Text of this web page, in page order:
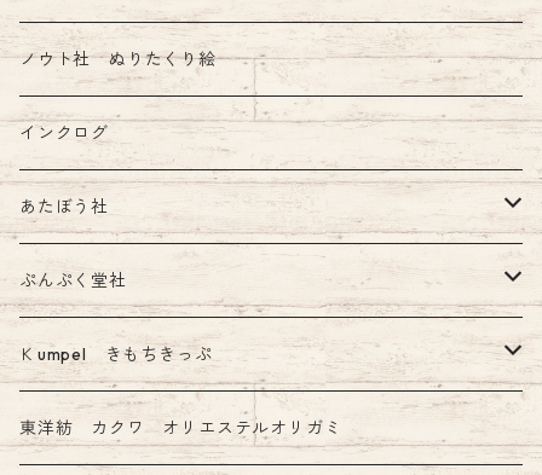
ノウト社 ぬりたくり絵
インクログ
あたぼう社
飾り原稿用紙
その他 あたぼう社製品
ぷんぷく堂社
限定 mizutama+ぷんぷく堂コラボ商品
Ｋumpel きもちきっぷ
きもちふせん
東洋紡 カクワ オリエステルオリガミ